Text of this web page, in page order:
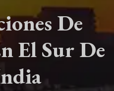
De
El Sur De